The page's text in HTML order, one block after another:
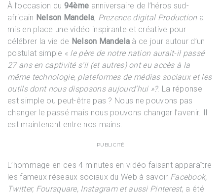
À l’occasion du 94ème anniversaire de l’héros sud-
africain Nelson Mandela, Prezence digital Production a
mis en place une vidéo inspirante et créative pour
célébrer la vie de Nelson Mandelaà ce jour autour d’un
postulat simple « le père de notre nation aurait-il passé
27 ans en captivité s’il (et autres) ont eu accès à la
même technologie, plateformes de médias sociaux et les
outils dont nous disposons aujourd’hui »?. La réponse
est simple ou peut-être pas ? Nous ne pouvons pas
changer le passé mais nous pouvons changer l’avenir. Il
est maintenant entre nos mains.
PUBLICITÉ
L’hommage en ces 4 minutes en vidéo faisant apparaître
les fameux réseaux sociaux du Web à savoir Facebook,
Twitter, Foursquare, Instagram et aussi Pinterest, a été